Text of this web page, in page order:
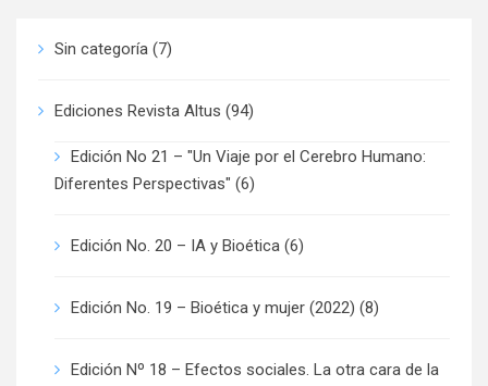
Sin categoría (7)
Ediciones Revista Altus (94)
Edición No 21 – "Un Viaje por el Cerebro Humano:
Diferentes Perspectivas" (6)
Edición No. 20 – IA y Bioética (6)
Edición No. 19 – Bioética y mujer (2022) (8)
Edición Nº 18 – Efectos sociales. La otra cara de la